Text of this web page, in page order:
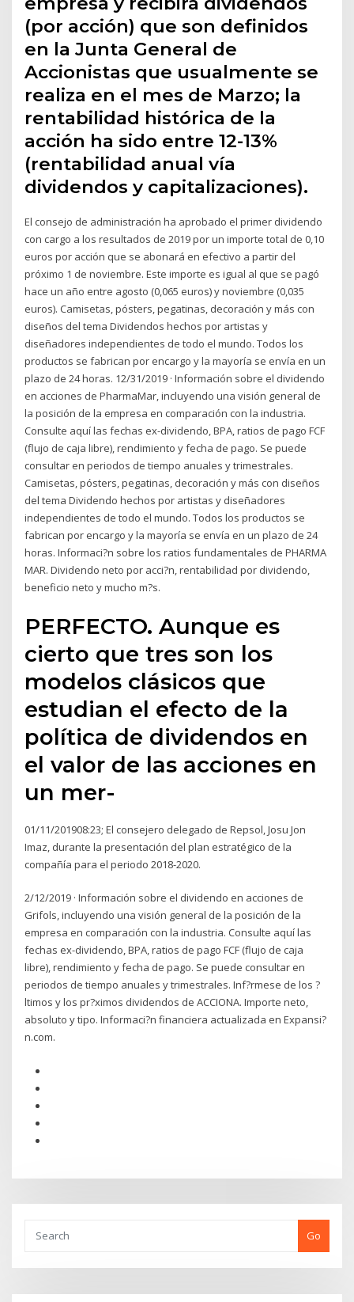
(por acción) que son definidos
en la Junta General de
Accionistas que usualmente se
realiza en el mes de Marzo; la
rentabilidad histórica de la
acción ha sido entre 12-13%
(rentabilidad anual vía
dividendos y capitalizaciones).
El consejo de administración ha aprobado el primer dividendo
con cargo a los resultados de 2019 por un importe total de 0,10
euros por acción que se abonará en efectivo a partir del
próximo 1 de noviembre. Este importe es igual al que se pagó
hace un año entre agosto (0,065 euros) y noviembre (0,035
euros). Camisetas, pósters, pegatinas, decoración y más con
diseños del tema Dividendos hechos por artistas y
diseñadores independientes de todo el mundo. Todos los
productos se fabrican por encargo y la mayoría se envía en un
plazo de 24 horas. 12/31/2019 · Información sobre el dividendo
en acciones de PharmaMar, incluyendo una visión general de
la posición de la empresa en comparación con la industria.
Consulte aquí las fechas ex-dividendo, BPA, ratios de pago FCF
(flujo de caja libre), rendimiento y fecha de pago. Se puede
consultar en periodos de tiempo anuales y trimestrales.
Camisetas, pósters, pegatinas, decoración y más con diseños
del tema Dividendo hechos por artistas y diseñadores
independientes de todo el mundo. Todos los productos se
fabrican por encargo y la mayoría se envía en un plazo de 24
horas. Informaci?n sobre los ratios fundamentales de PHARMA
MAR. Dividendo neto por acci?n, rentabilidad por dividendo,
beneficio neto y mucho m?s.
PERFECTO. Aunque es
cierto que tres son los
modelos clásicos que
estudian el efecto de la
política de dividendos en
el valor de las acciones en
un mer-
01/11/201908:23; El consejero delegado de Repsol, Josu Jon
Imaz, durante la presentación del plan estratégico de la
compañía para el periodo 2018-2020.
2/12/2019 · Información sobre el dividendo en acciones de
Grifols, incluyendo una visión general de la posición de la
empresa en comparación con la industria. Consulte aquí las
fechas ex-dividendo, BPA, ratios de pago FCF (flujo de caja
libre), rendimiento y fecha de pago. Se puede consultar en
periodos de tiempo anuales y trimestrales. Inf?rmese de los ?
ltimos y los pr?ximos dividendos de ACCIONA. Importe neto,
absoluto y tipo. Informaci?n financiera actualizada en Expansi?
n.com.
Go